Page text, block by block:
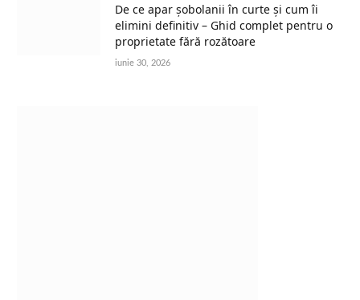
De ce apar șobolanii în curte și cum îi
elimini definitiv – Ghid complet pentru o
proprietate fără rozătoare
iunie 30, 2026